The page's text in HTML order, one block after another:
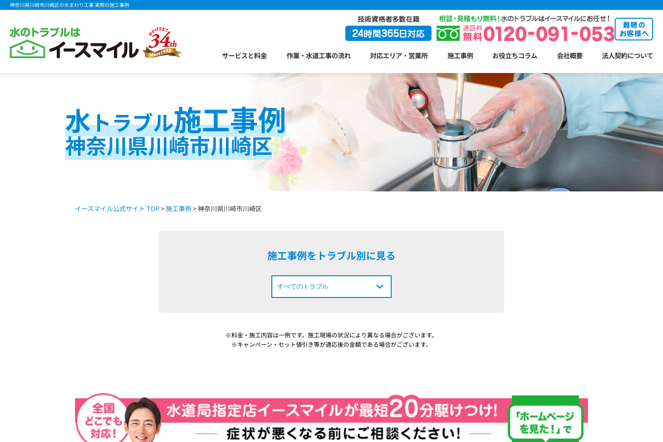
神奈川県川崎市川崎区の水まわり工事 実際の施工事例
サービスと料金 作業・水道工事の流れ 対応エリア・営業所 施工事例 お役立ちコラム 会社概要 法人契約について
水トラブル施工事例
神奈川県川崎市川崎区
イースマイル公式サイト TOP>施工事例 > 神奈川県川崎市川崎区
施工事例をトラブル別に見る
※料金・施工内容は一例です。施工現場の状況により異なる場合がございます。
※キャンペーン・セット値引き等が適応後の金額である場合がございます。